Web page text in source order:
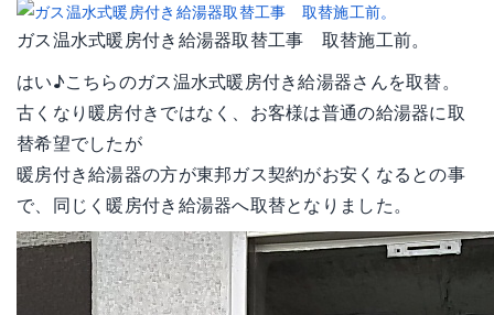
ガス温水式暖房付き給湯器取替工事 取替施工前。
はい♪こちらのガス温水式暖房付き給湯器さんを取替。
古くなり暖房付きではなく、お客様は普通の給湯器に取
替希望でしたが
暖房付き給湯器の方が東邦ガス契約がお安くなるとの事
で、同じく暖房付き給湯器へ取替となりました。